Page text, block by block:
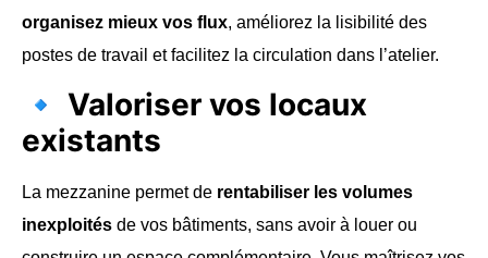
organisez mieux vos flux, améliorez la lisibilité des
postes de travail et facilitez la circulation dans l’atelier.
🔹 Valoriser vos locaux
existants
La mezzanine permet de rentabiliser les volumes
inexploités de vos bâtiments, sans avoir à louer ou